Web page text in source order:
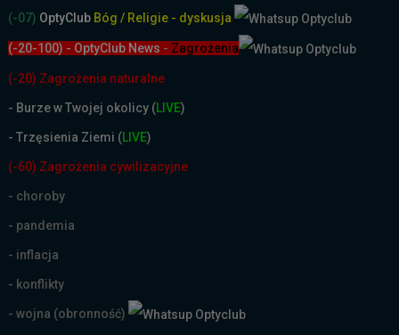
(-07) OptyClub Bóg / Religie - dyskusja
(-20-100) - OptyClub News - Zagrożenia
(-20) Zagrożenia naturalne
- Burze w Twojej okolicy (LIVE)
- Trzęsienia Ziemi (LIVE)
(-60) Zagrożenia cywilizacyjne
- choroby
- pandemia
- inflacja
- konflikty
- wojna (obronność)